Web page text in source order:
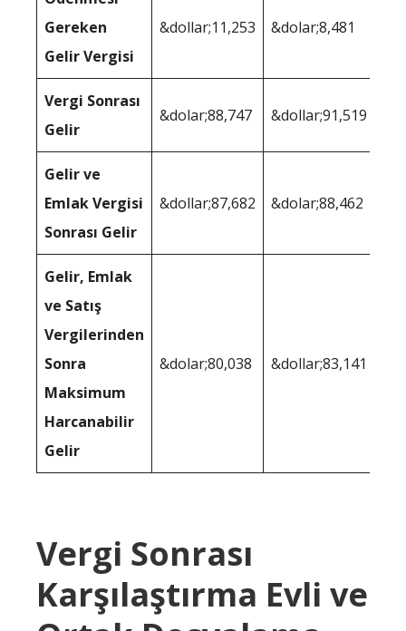
Gereken
Gelir Vergisi
&dollar;11,253 &dolar;8,481
Vergi Sonrası
Gelir
&dolar;88,747 &dollar;91,519
Gelir ve
Emlak Vergisi
Sonrası Gelir
&dollar;87,682 &dolar;88,462
Gelir, Emlak
ve Satış
Vergilerinden
Sonra
Maksimum
Harcanabilir
Gelir
&dolar;80,038 &dollar;83,141
Vergi Sonrası
Karşılaştırma Evli ve